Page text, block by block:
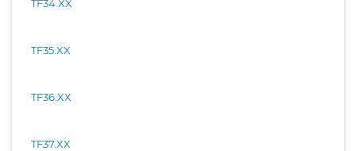
TF34.XX
TF35.XX
TF36.XX
TF37.XX